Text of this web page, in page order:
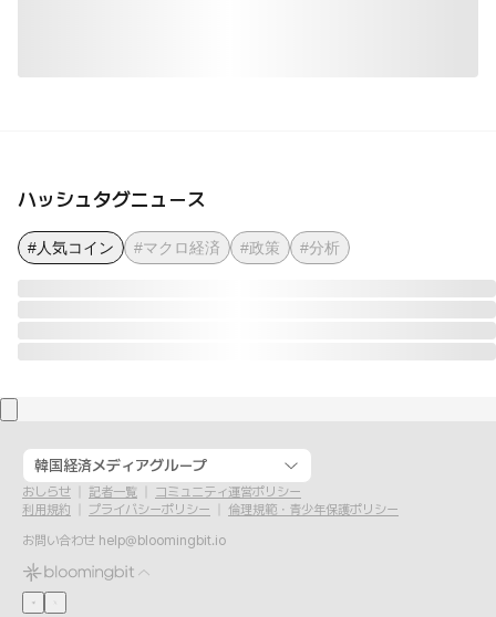
ハッシュタグニュース
#人気コイン #マクロ経済 #政策 #分析
韓国経済メディアグループ
おしらせ 記者一覧
コミュニティ運営ポリシー
利用規約
プライバシーポリシー
倫理規範・青少年保護ポリシー
お問い合わせ help@bloomingbit.io